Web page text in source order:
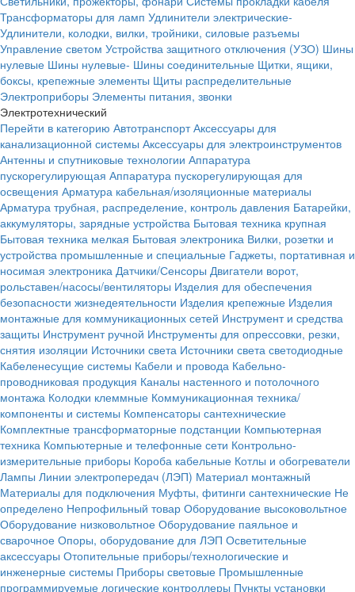
Трансформаторы для ламп Удлинители электрические-
Удлинители, колодки, вилки, тройники, силовые разъемы
Управление светом Устройства защитного отключения (УЗО) Шины
нулевые Шины нулевые- Шины соединительные Щитки, ящики,
боксы, крепежные элементы Щиты распределительные
Электроприборы Элементы питания, звонки
Электротехнический
Перейти в категорию Автотранспорт Аксессуары для
канализационной системы Аксессуары для электроинструментов
Антенны и спутниковые технологии Аппаратура
пускорегулирующая Аппаратура пускорегулирующая для
освещения Арматура кабельная/изоляционные материалы
Арматура трубная, распределение, контроль давления Батарейки,
аккумуляторы, зарядные устройства Бытовая техника крупная
Бытовая техника мелкая Бытовая электроника Вилки, розетки и
устройства промышленные и специальные Гаджеты, портативная и
носимая электроника Датчики/Сенсоры Двигатели ворот,
рольставен/насосы/вентиляторы Изделия для обеспечения
безопасности жизнедеятельности Изделия крепежные Изделия
монтажные для коммуникационных сетей Инструмент и средства
защиты Инструмент ручной Инструменты для опрессовки, резки,
снятия изоляции Источники света Источники света светодиодные
Кабеленесущие системы Кабели и провода Кабельно-
проводниковая продукция Каналы настенного и потолочного
монтажа Колодки клеммные Коммуникационная техника/
компоненты и системы Компенсаторы сантехнические
Комплектные трансформаторные подстанции Компьютерная
техника Компьютерные и телефонные сети Контрольно-
измерительные приборы Короба кабельные Котлы и обогреватели
Лампы Линии электропередач (ЛЭП) Материал монтажный
Материалы для подключения Муфты, фитинги сантехнические Не
определено Непрофильный товар Оборудование высоковольтное
Оборудование низковольтное Оборудование паяльное и
сварочное Опоры, оборудование для ЛЭП Осветительные
аксессуары Отопительные приборы/технологические и
инженерные системы Приборы световые Промышленные
программируемые логические контроллеры Пункты установки